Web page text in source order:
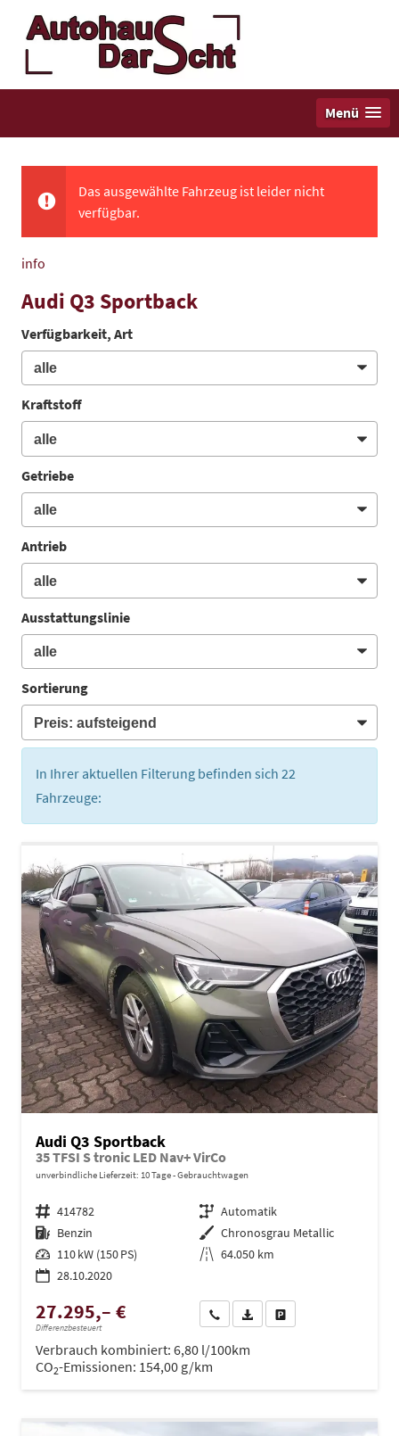
Menü
Das ausgewählte Fahrzeug ist leider nicht
verfügbar.
info
Audi Q3 Sportback
Verfügbarkeit, Art
Kraftstoff
Getriebe
Antrieb
Ausstattungslinie
Sortierung
In Ihrer aktuellen Filterung befinden sich 22
Fahrzeuge:
Audi Q3 Sportback
35 TFSI S tronic LED Nav+ VirCo
unverbindliche Lieferzeit: 10 Tage Gebrauchtwagen
Fahrzeugnr. 414782 Getriebe Automatik
Kraftstoff Benzin Außenfarbe Chronosgrau Metallic
Leistung 110 kW (150 PS) Kilometerstand 64.050 km
28.10.2020
27.295,– €
Differenzbesteuert
Wir rufen Sie anPDF-Datei, Fahrzeugexposé
Verbrauch kombiniert: 6,80 l/100km
CO2-Emissionen: 154,00 g/km